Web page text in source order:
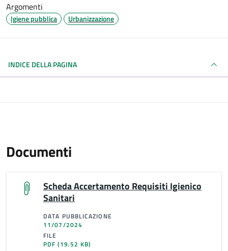
Argomenti
Igiene pubblica Urbanizzazione
INDICE DELLA PAGINA
Documenti
Scheda Accertamento Requisiti Igienico
Sanitari
DATA PUBBLICAZIONE
11/07/2024
FILE
PDF(19.52 KB)